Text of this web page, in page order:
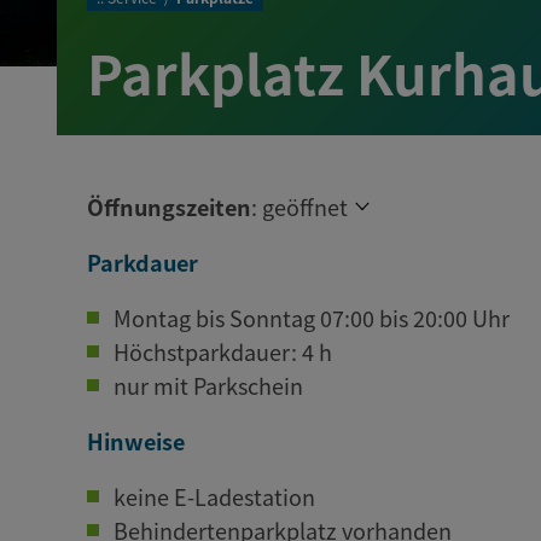
Parkplatz
Öffnungszeiten: geöffnet
Parkdauer
Montag bis Sonntag 07:00 bis 20:00 Uhr
Höchstparkdauer: 4 h
nur mit Parkschein
Hinweise
keine E-Ladestation
Behindertenparkplatz vorhanden